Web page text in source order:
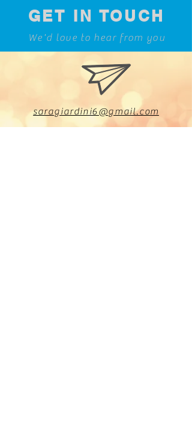
GET IN TOUCH
We'd love to hear from you
saragiardini6@gmail.com